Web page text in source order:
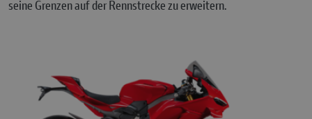
seine Grenzen auf der Rennstrecke zu erweitern.